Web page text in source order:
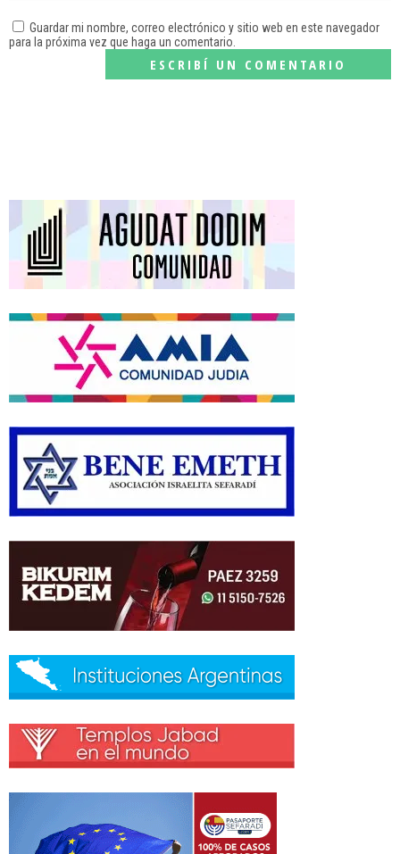
Guardar mi nombre, correo electrónico y sitio web en este navegador
para la próxima vez que haga un comentario.